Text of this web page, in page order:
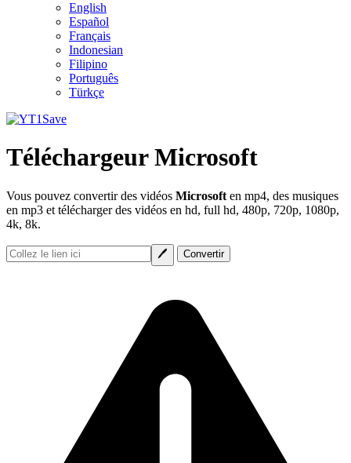
English
Español
Français
Indonesian
Filipino
Português
Türkçe
Téléchargeur Microsoft
Vous pouvez convertir des vidéos Microsoft en mp4, des musiques
en mp3 et télécharger des vidéos en hd, full hd, 480p, 720p, 1080p,
4k, 8k.